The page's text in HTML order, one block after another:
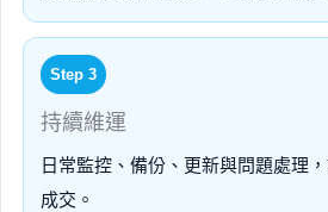
Step 3
持續維運
日常監控、備份、更新與問題處理
成交。